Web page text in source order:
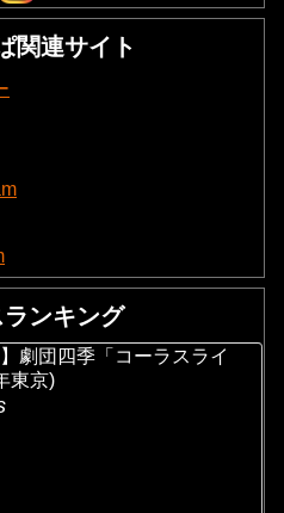
関連サイト
ンキング
】劇団四季「コーラスライ
東京)